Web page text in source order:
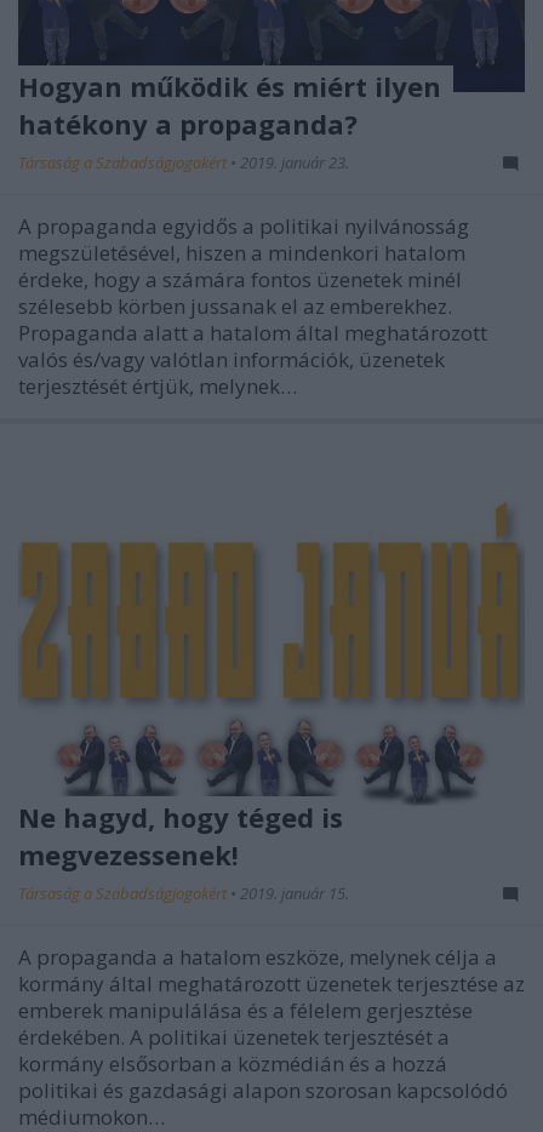
Hogyan működik és miért ilyen
hatékony a propaganda?
Társaság a Szabadságjogokért • 2019. január 23.
A propaganda egyidős a politikai nyilvánosság
megszületésével, hiszen a mindenkori hatalom
érdeke, hogy a számára fontos üzenetek minél
szélesebb körben jussanak el az emberekhez.
Propaganda alatt a hatalom által meghatározott
valós és/vagy valótlan információk, üzenetek
terjesztését értjük, melynek…
Ne hagyd, hogy téged is
megvezessenek!
Társaság a Szabadságjogokért • 2019. január 15.
A propaganda a hatalom eszköze, melynek célja a
kormány által meghatározott üzenetek terjesztése az
emberek manipulálása és a félelem gerjesztése
érdekében. A politikai üzenetek terjesztését a
kormány elsősorban a közmédián és a hozzá
politikai és gazdasági alapon szorosan kapcsolódó
médiumokon…